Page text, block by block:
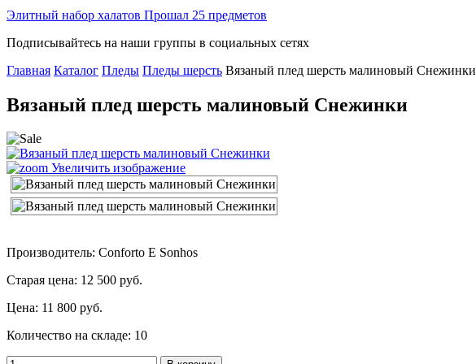
Элитный набор халатов Прошал 25 предметов
Подписывайтесь на наши группы в социальных сетях
Главная Каталог Пледы Пледы шерсть Вязаный плед шерсть малиновый Снежинки
Вязаный плед шерсть малиновый Снежинки
Увеличить изображение
Производитель: Conforto E Sonhos
Старая цена: 12 500 руб.
Цена: 11 800 руб.
Количество на складе: 10